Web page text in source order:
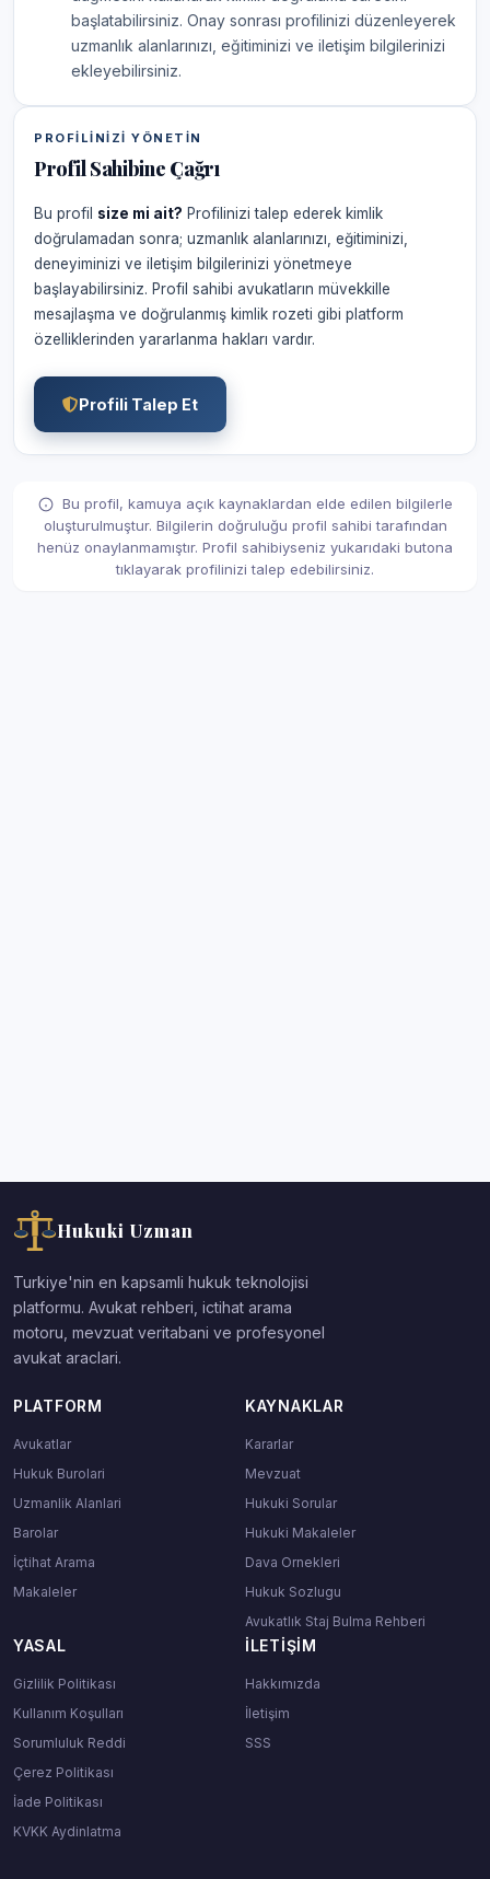
başlatabilirsiniz. Onay sonrası profilinizi düzenleyerek
uzmanlık alanlarınızı, eğitiminizi ve iletişim bilgilerinizi
ekleyebilirsiniz.
PROFILINIZI YÖNETIN
Profil Sahibine Çağrı
Bu profil size mi ait? Profilinizi talep ederek kimlik
doğrulamadan sonra; uzmanlık alanlarınızı, eğitiminizi,
deneyiminizi ve iletişim bilgilerinizi yönetmeye
başlayabilirsiniz. Profil sahibi avukatların müvekkille
mesajlaşma ve doğrulanmış kimlik rozeti gibi platform
özelliklerinden yararlanma hakları vardır.
Profili Talep Et
Bu profil, kamuya açık kaynaklardan elde edilen bilgilerle
oluşturulmuştur. Bilgilerin doğruluğu profil sahibi tarafından
henüz onaylanmamıştır. Profil sahibiyseniz yukarıdaki butona
tıklayarak profilinizi talep edebilirsiniz.
Hukuki Uzman
Turkiye'nin en kapsamli hukuk teknolojisi
platformu. Avukat rehberi, ictihat arama
motoru, mevzuat veritabani ve profesyonel
avukat araclari.
PLATFORM
Avukatlar
Hukuk Burolari
Uzmanlik Alanlari
Barolar
İçtihat Arama
Makaleler
KAYNAKLAR
Kararlar
Mevzuat
Hukuki Sorular
Hukuki Makaleler
Dava Ornekleri
Hukuk Sozlugu
Avukatlık Staj Bulma Rehberi
YASAL
Gizlilik Politikası
Kullanım Koşulları
Sorumluluk Reddi
Çerez Politikası
İade Politikası
KVKK Aydinlatma
İLETIŞIM
Hakkımızda
İletişim
SSS